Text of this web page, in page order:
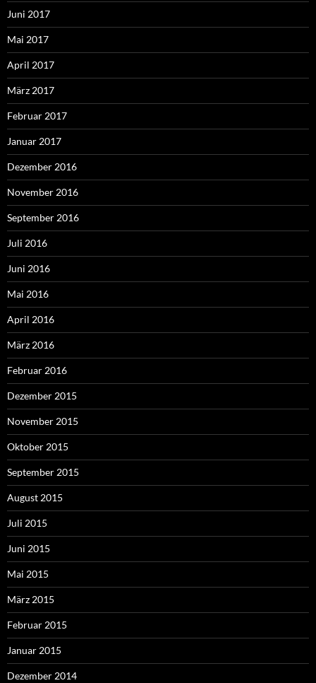
Juni 2017
Mai 2017
April 2017
März 2017
Februar 2017
Januar 2017
Dezember 2016
November 2016
September 2016
Juli 2016
Juni 2016
Mai 2016
April 2016
März 2016
Februar 2016
Dezember 2015
November 2015
Oktober 2015
September 2015
August 2015
Juli 2015
Juni 2015
Mai 2015
März 2015
Februar 2015
Januar 2015
Dezember 2014